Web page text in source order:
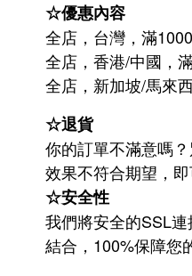
☆優惠內容
全店，台灣，滿
全店，香港/中國，
全店，新加坡/馬來
☆退貨
你的訂單不滿意嗎
效果不符合期望，即
☆安全性
我們將安全的SSL
結合，100%保障您